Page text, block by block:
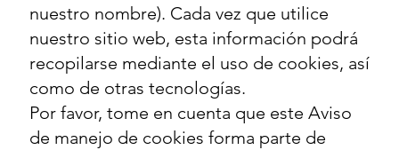
nuestro nombre). Cada vez que utilice
nuestro sitio web, esta información podrá
recopilarse mediante el uso de cookies, así
como de otras tecnologías.
Por favor, tome en cuenta que este Aviso
de manejo de cookies forma parte de